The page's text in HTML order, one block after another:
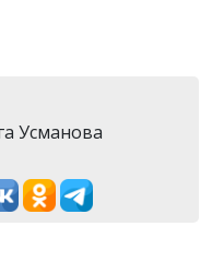
Усманова